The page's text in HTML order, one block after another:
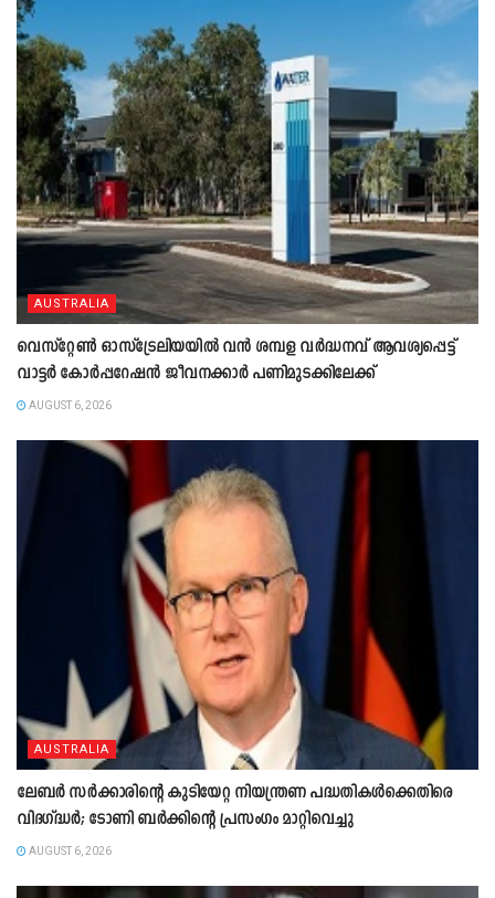
AUSTRALIA
വെസ്റ്റേൺ ഓസ്‌ട്രേലിയയിൽ വൻ ശമ്പള വർദ്ധനവ് ആവശ്യപ്പെട്ട്
വാട്ടർ കോർപ്പറേഷൻ ജീവനക്കാർ പണിമുടക്കിലേക്ക്
AUGUST 6, 2026
AUSTRALIA
ലേബർ സർക്കാരിന്റെ കുടിയേറ്റ നിയന്ത്രണ പദ്ധതികൾക്കെതിരെ
വിദഗ്ദ്ധർ; ടോണി ബർക്കിന്റെ പ്രസംഗം മാറ്റിവെച്ചു
AUGUST 6, 2026